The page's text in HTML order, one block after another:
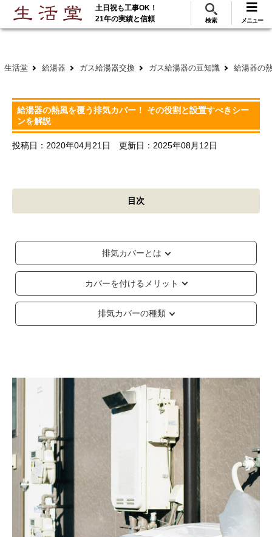
ご利用 288万･工事実績117万件! 無料見積
土日祝も工事OK！
21年の実績と信頼
検索 メニュー
生活堂 給湯器 ガス給湯器交換 ガス給湯器の豆知識 給湯器の
給湯器の熱風を覆う排気カバー！ その役割と設置すべきシー
ンを解説
投稿日：2020年04月21日 更新日：2025年08月12日
目次
排気カバーとは
カバーを付けるメリット
排気カバーの種類